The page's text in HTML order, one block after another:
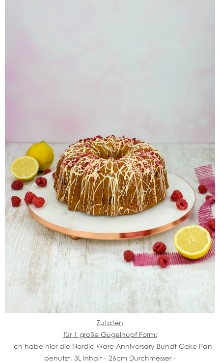
Zutaten
für 1 große Gugelhupf Form:
- Ich habe hier die Nordic Ware Anniversary Bundt Cake Pan
benutzt, 3L Inhalt - 26cm Durchmesser -